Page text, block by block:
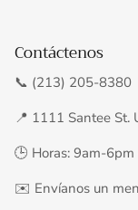
Contáctenos
📞 (213) 205-8380
📍 1111 Santee St.
🕒 Horas: 9am-6pm
✉️ Envíanos un